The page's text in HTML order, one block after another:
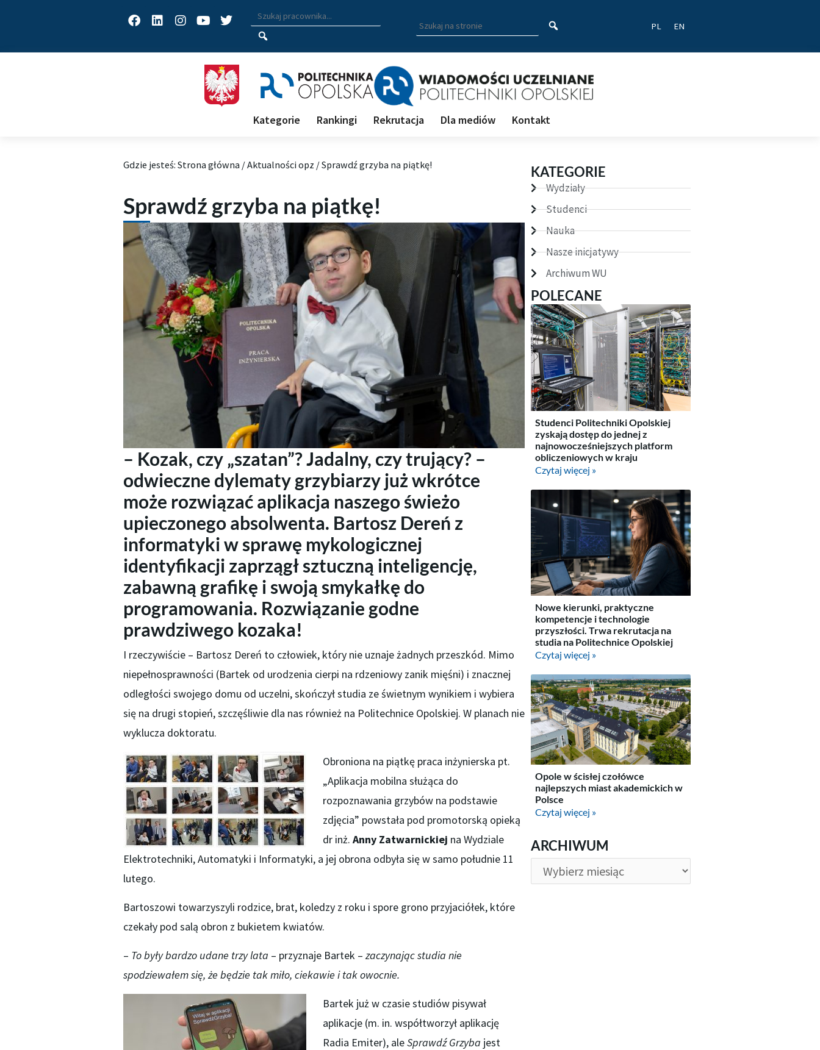
Facebook
LinkedinInstagram
YoutubeTwitterWyszukiwarka pracowników
Wpisz nazwisko, fragment nazwiska bądź imię pracownika aby wyszukać
Wpisz
szukaną
frazę
wyszukać
na
PL EN
Kategorie Rankingi Rekrutacja Dla mediów Kontakt
Gdzie jesteś: Strona główna /Aktualności opz /Sprawdź grzyba na piątkę!
Sprawdź grzyba na piątkę!
– Kozak, czy „szatan”? Jadalny, czy trujący? –
odwieczne dylematy grzybiarzy już wkrótce
może rozwiązać aplikacja naszego świeżo
upieczonego absolwenta. Bartosz Dereń z
informatyki w sprawę mykologicznej
identyfikacji zaprzągł sztuczną inteligencję,
zabawną grafikę i swoją smykałkę do
programowania. Rozwiązanie godne
prawdziwego kozaka!
I rzeczywiście – Bartosz Dereń to człowiek, który nie uznaje żadnych przeszkód. Mimo
niepełnosprawności (Bartek od urodzenia cierpi na rdzeniowy zanik mięśni) i znacznej
odległości swojego domu od uczelni, skończył studia ze świetnym wynikiem i wybiera
się na drugi stopień, szczęśliwie dla nas również na Politechnice Opolskiej. W planach nie
wyklucza doktoratu.
Obroniona na piątkę praca inżynierska pt.
„Aplikacja mobilna służąca do
rozpoznawania grzybów na podstawie
zdjęcia” powstała pod promotorską opieką
dr inż. Anny Zatwarnickiej na Wydziale
Elektrotechniki, Automatyki i Informatyki, a jej obrona odbyła się w samo południe 11
lutego.
Bartoszowi towarzyszyli rodzice, brat, koledzy z roku i spore grono przyjaciółek, które
czekały pod salą obron z bukietem kwiatów.
– To były bardzo udane trzy lata – przyznaje Bartek – zaczynając studia nie
spodziewałem się, że będzie tak miło, ciekawie i tak owocnie.
Bartek już w czasie studiów pisywał
aplikacje (m. in. współtworzył aplikację
Radia Emiter), aleSprawdź Grzyba jest
KATEGORIE
Wydziały
Studenci
Nauka
Nasze inicjatywy
Archiwum WU
POLECANE
Studenci Politechniki Opolskiej
zyskają dostęp do jednej z
najnowocześniejszych platform
obliczeniowych w kraju
Czytaj więcej »
Nowe kierunki, praktyczne
kompetencje i technologie
przyszłości. Trwa rekrutacja na
studia na Politechnice Opolskiej
Czytaj więcej »
Opole w ścisłej czołówce
najlepszych miast akademickich w
Polsce
Czytaj więcej »
ARCHIWUM
ARCHIWUM